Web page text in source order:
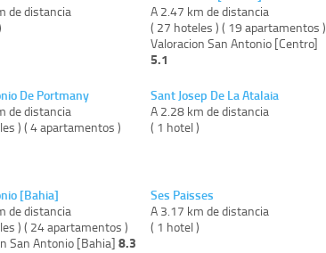
de distancia
De Portmany
de distancia
) ( 4 apartamentos )
[Bahia]
de distancia
) ( 24 apartamentos )
San Antonio [Bahia] 8.3
A 2.47 km de distancia
( 27 hoteles ) ( 19 apartamentos )
Valoracion San Antonio [Centro]
5.1
Sant Josep De La Atalaia
A 2.28 km de distancia
( 1 hotel )
Ses Paisses
A 3.17 km de distancia
( 1 hotel )